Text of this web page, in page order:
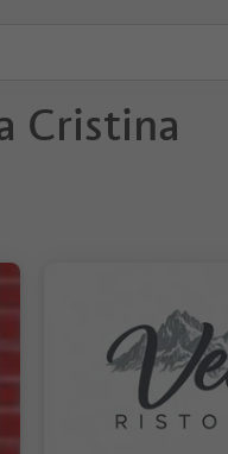
Cristina